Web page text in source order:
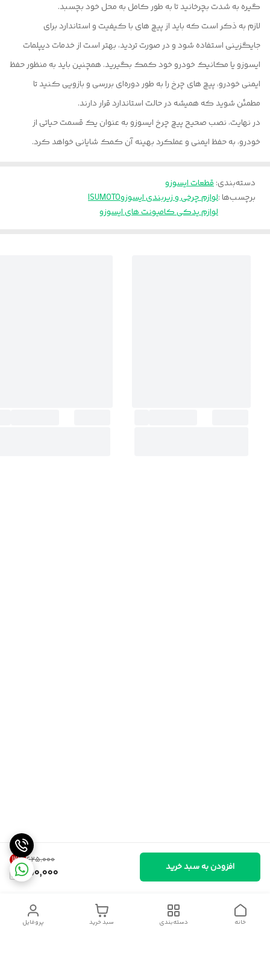
۶۲۵٬۰۰۰ 12%
550,000 افزودن به سبد خرید
گیره به شدت بچرخانید تا به طور کامل به محل خود بچسبد.
لازم به ذکر است که باید از پیچ های با کیفیت و استاندارد برای
جایگزینی استفاده شود و در صورت تردید، بهتر است از خدمات دیپلمات
ایسوزو یا مکانیک خودرو خود کمک بگیرید. همچنین باید به منظور حفظ
ایمنی خودرو، پیچ های چرخ را به طور دوره‌ای بررسی و بازویی کنید تا
مطمئن شوید که همیشه در حالت استاندارد قرار دارند.
در نهایت، نصب صحیح پیچ چرخ ایسوزو به عنوان یک قسمت حیاتی از
خودرو، به حفظ ایمنی و عملکرد بهینه آن کمک شایانی خواهد کرد.
دسته‌بندی:قطعات ایسوزو
برچسب‌ها :لوازم چرخی و زیربندی ایسوزوISUMOTO
لوازم یدکی کامیونت های ایسوزو
پروفایل سبد خرید دسته‌بندی خانه